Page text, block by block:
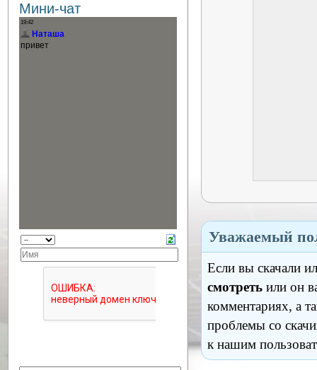
Уважаемый
Если вы скачали
смотреть или он
комментариях, а
проблемы со
к нашим
Мини-чат